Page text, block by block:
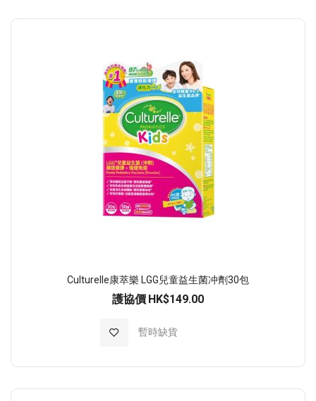
Culturelle康萃樂 LGG兒童益生菌冲劑30包
護協價 HK$149.00
暫時缺貨
加入至願望清單